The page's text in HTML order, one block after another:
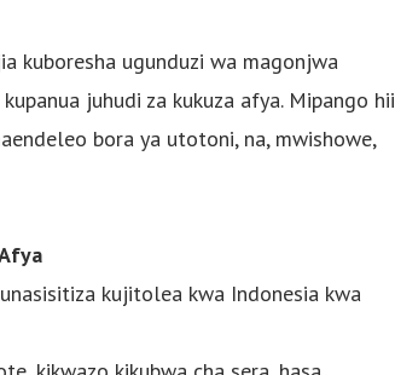
kuboresha ugunduzi wa magonjwa
juhudi za kukuza afya. Mipango hii
bora ya utotoni, na, mwishowe,
kujitolea kwa Indonesia kwa